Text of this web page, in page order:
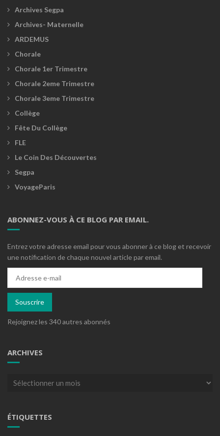
Archives Segpa
Archives- Maternelle
ARDEMUS
Chorale
Chorale 1er Trimestre
Chorale 2eme Trimestre
Chorale 3eme Trimestre
Collège
Fête Du Collège
FLE
Le Coin Des Découvertes
Segpa
VoyageParis
ABONNEZ-VOUS À CE BLOG PAR EMAIL.
Entrez votre adresse email pour vous abonner à ce blog et recevoir
une notification de chaque nouvel article par email.
mail
Souscrire
Rejoignez les 340 autres abonnés
ARCHIVES
Archives
ÉTIQUETTES